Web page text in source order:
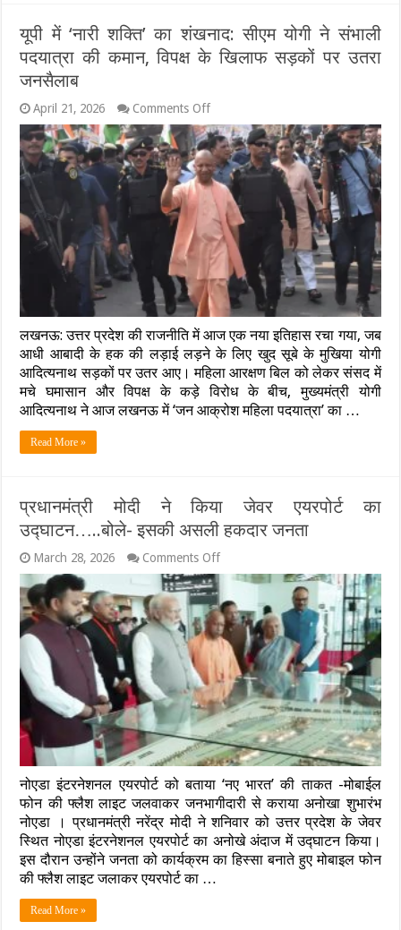
यूपी में ‘नारी शक्ति’ का शंखनाद: सीएम योगी ने संभाली
पदयात्रा की कमान, विपक्ष के खिलाफ सड़कों पर उतरा
जनसैलाब
April 21, 2026 Comments Offon
यूपी
में
‘नारी
शक्ति’
का
शंखनाद:
सीएम
योगी
ने
संभाली
पदयात्रा
की
कमान,
विपक्ष
के
खिलाफ
सड़कों
पर
उतरा
जनसैलाब
लखनऊ: उत्तर प्रदेश की राजनीति में आज एक नया इतिहास रचा गया, जब
आधी आबादी के हक की लड़ाई लड़ने के लिए खुद सूबे के मुखिया योगी
आदित्यनाथ सड़कों पर उतर आए। महिला आरक्षण बिल को लेकर संसद में
मचे घमासान और विपक्ष के कड़े विरोध के बीच, मुख्यमंत्री योगी
आदित्यनाथ ने आज लखनऊ में ‘जन आक्रोश महिला पदयात्रा’ का …
Read More »
प्रधानमंत्री मोदी ने किया जेवर एयरपोर्ट का
उद्घाटन…..बोले- इसकी असली हकदार जनता
March 28, 2026 Comments Offon
प्रधानमंत्री
ने
किया
जेवर
एयरपोर्ट
का
उद्घाटन…..बोले-
इसकी
असली
हकदार
जनता
नोएडा इंटरनेशनल एयरपोर्ट को बताया ‘नए भारत’ की ताकत -मोबाईल
फोन की फ्लैश लाइट जलवाकर जनभागीदारी से कराया अनोखा शुभारंभ
नोएडा । प्रधानमंत्री नरेंद्र मोदी ने शनिवार को उत्तर प्रदेश के जेवर
स्थित नोएडा इंटरनेशनल एयरपोर्ट का अनोखे अंदाज में उद्घाटन किया।
इस दौरान उन्होंने जनता को कार्यक्रम का हिस्सा बनाते हुए मोबाइल फोन
की फ्लैश लाइट जलाकर एयरपोर्ट का …
Read More »